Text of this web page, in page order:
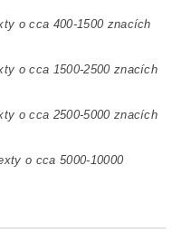
o cca 400-1500 znacích
o cca 1500-2500 znacích
o cca 2500-5000 znacích
o cca 5000-10000